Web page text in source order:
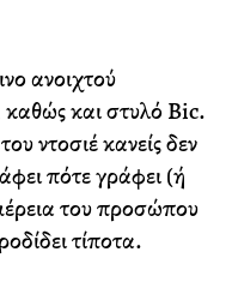
ανοιχτού
και στυλό Bic.
ντοσιέ κανείς δεν
πότε γράφει (ή
του προσώπου
τίποτα.